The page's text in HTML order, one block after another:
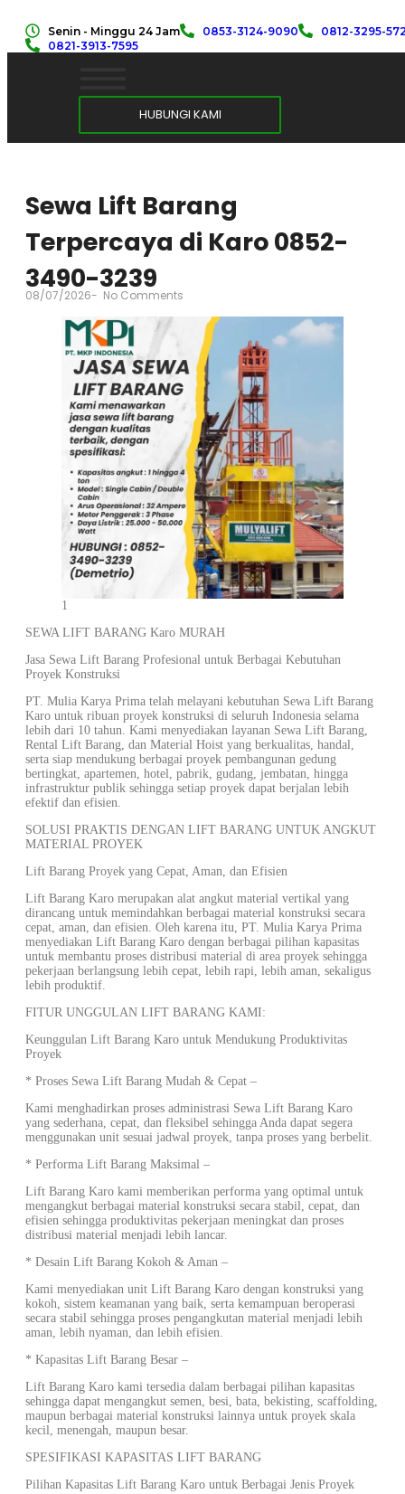
Senin - Minggu 24 Jam 0853-3124-9090
0812-3295-
0821-3913-7595
HUBUNGI KAMI
Sewa Lift Barang
Terpercaya di Karo 0852-
3490-3239
08/07/2026- No Comments
1
SEWA LIFT BARANG Karo MURAH
Jasa Sewa Lift Barang Profesional untuk Berbagai Kebutuhan
Proyek Konstruksi
PT. Mulia Karya Prima telah melayani kebutuhan Sewa Lift Barang
Karo untuk ribuan proyek konstruksi di seluruh Indonesia selama
lebih dari 10 tahun. Kami menyediakan layanan Sewa Lift Barang,
Rental Lift Barang, dan Material Hoist yang berkualitas, handal,
serta siap mendukung berbagai proyek pembangunan gedung
bertingkat, apartemen, hotel, pabrik, gudang, jembatan, hingga
infrastruktur publik sehingga setiap proyek dapat berjalan lebih
efektif dan efisien.
SOLUSI PRAKTIS DENGAN LIFT BARANG UNTUK ANGKUT
MATERIAL PROYEK
Lift Barang Proyek yang Cepat, Aman, dan Efisien
Lift Barang Karo merupakan alat angkut material vertikal yang
dirancang untuk memindahkan berbagai material konstruksi secara
cepat, aman, dan efisien. Oleh karena itu, PT. Mulia Karya Prima
menyediakan Lift Barang Karo dengan berbagai pilihan kapasitas
untuk membantu proses distribusi material di area proyek sehingga
pekerjaan berlangsung lebih cepat, lebih rapi, lebih aman, sekaligus
lebih produktif.
FITUR UNGGULAN LIFT BARANG KAMI:
Keunggulan Lift Barang Karo untuk Mendukung Produktivitas
Proyek
* Proses Sewa Lift Barang Mudah & Cepat –
Kami menghadirkan proses administrasi Sewa Lift Barang Karo
yang sederhana, cepat, dan fleksibel sehingga Anda dapat segera
menggunakan unit sesuai jadwal proyek, tanpa proses yang berbelit.
* Performa Lift Barang Maksimal –
Lift Barang Karo kami memberikan performa yang optimal untuk
mengangkut berbagai material konstruksi secara stabil, cepat, dan
efisien sehingga produktivitas pekerjaan meningkat dan proses
distribusi material menjadi lebih lancar.
* Desain Lift Barang Kokoh & Aman –
Kami menyediakan unit Lift Barang Karo dengan konstruksi yang
kokoh, sistem keamanan yang baik, serta kemampuan beroperasi
secara stabil sehingga proses pengangkutan material menjadi lebih
aman, lebih nyaman, dan lebih efisien.
* Kapasitas Lift Barang Besar –
Lift Barang Karo kami tersedia dalam berbagai pilihan kapasitas
sehingga dapat mengangkut semen, besi, bata, bekisting, scaffolding,
maupun berbagai material konstruksi lainnya untuk proyek skala
kecil, menengah, maupun besar.
SPESIFIKASI KAPASITAS LIFT BARANG
Pilihan Kapasitas Lift Barang Karo untuk Berbagai Jenis Proyek